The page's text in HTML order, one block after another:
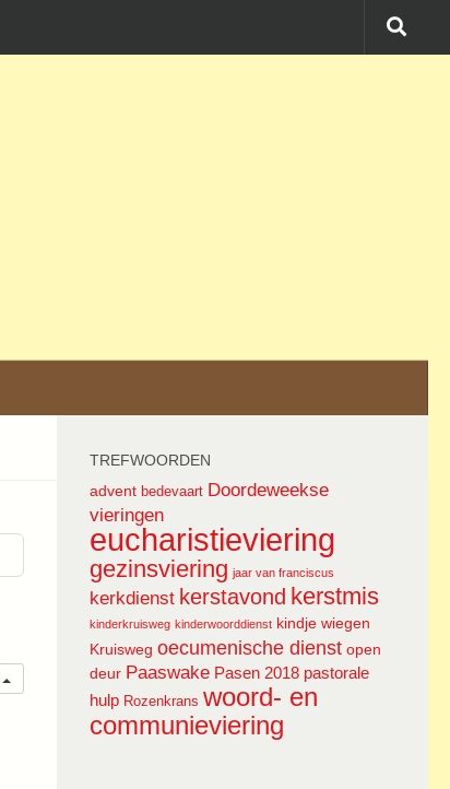
TREFWOORDEN
advent bedevaart Doordeweekse
vieringen
eucharistieviering
gezinsviering jaar van franciscus
kerkdienst kerstavond kerstmis
kinderkruisweg kinderwoorddienst kindje wiegen
Kruisweg oecumenische dienst open
deur Paaswake Pasen 2018 pastorale
hulp Rozenkrans woord- en
communieviering